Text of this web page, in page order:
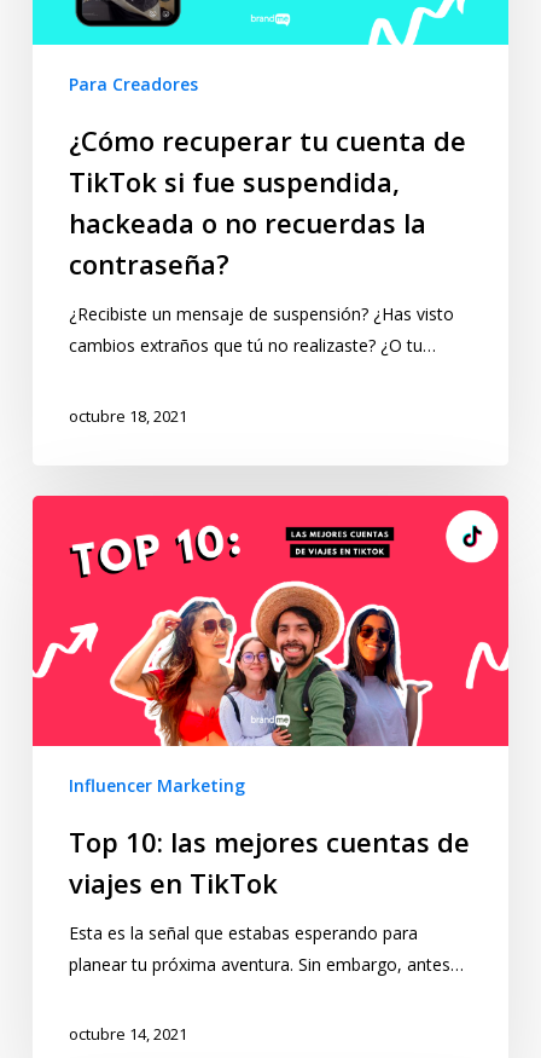
Para Creadores
¿Cómo recuperar tu cuenta de
TikTok si fue suspendida,
hackeada o no recuerdas la
contraseña?
¿Recibiste un mensaje de suspensión? ¿Has visto
cambios extraños que tú no realizaste? ¿O tu…
octubre 18, 2021
Influencer Marketing
Top 10: las mejores cuentas de
viajes en TikTok
Esta es la señal que estabas esperando para
planear tu próxima aventura. Sin embargo, antes…
octubre 14, 2021